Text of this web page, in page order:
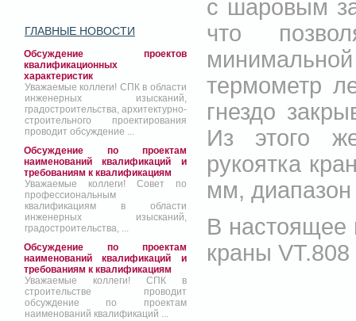
ГЛАВНЫЕ НОВОСТИ
Обсуждение проектов
квалификационных
характеристик
Уважаемые коллеги! СПК в области
инженерных изысканий,
градостроительства, архитектурно-
строительного проектирования
проводит обсуждение ...
Обсуждение по проектам
наименований квалификаций и
требованиям к квалификациям
Уважаемые коллеги! Совет по
профессиональным
квалификациям в области
инженерных изысканий,
градостроительства, ...
Обсуждение по проектам
наименований квалификаций и
требованиям к квалификациям
Уважаемые коллеги! СПК в
строительстве проводит
обсуждение по проектам
наименований квалификаций ...
с шаровым
что
термометр
гнездо
Из этого
рукоятка
мм,
В настоящее
краны